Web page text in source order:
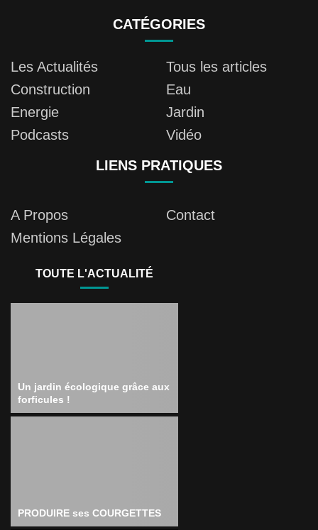
CATÉGORIES
Les Actualités
Tous les articles
Construction
Eau
Energie
Jardin
Podcasts
Vidéo
LIENS PRATIQUES
A Propos
Contact
Mentions Légales
TOUTE L'ACTUALITÉ
Un jardin écologique grâce aux
forficules !
PRODUIRE ses COURGETTES